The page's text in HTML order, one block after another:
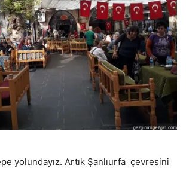
yolundayız. Artık Şanlıurfa çevresini